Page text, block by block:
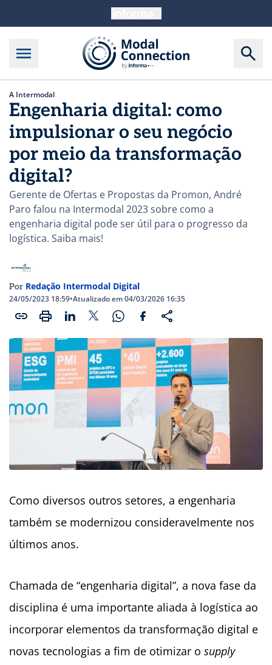
A Intermodal
Engenharia digital: como
impulsionar o seu negócio
por meio da transformação
digital?
Gerente de Ofertas e Propostas da Promon, André
Paro falou na Intermodal 2023 sobre como a
engenharia digital pode ser útil para o progresso da
logística. Saiba mais!
Por Redação Intermodal Digital
24/05/2023 18:59•Atualizado em 04/03/2026 16:35
Como diversos outros setores, a engenharia
também se modernizou consideravelmente nos
últimos anos.
Chamada de “engenharia digital”, a nova fase da
disciplina é uma importante aliada à logística ao
incorporar elementos da transformação digital e
novas tecnologias a fim de otimizar o supply